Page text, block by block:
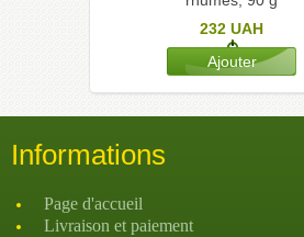
232 UAH
Informations
Page d'accueil
Livraison et paiement